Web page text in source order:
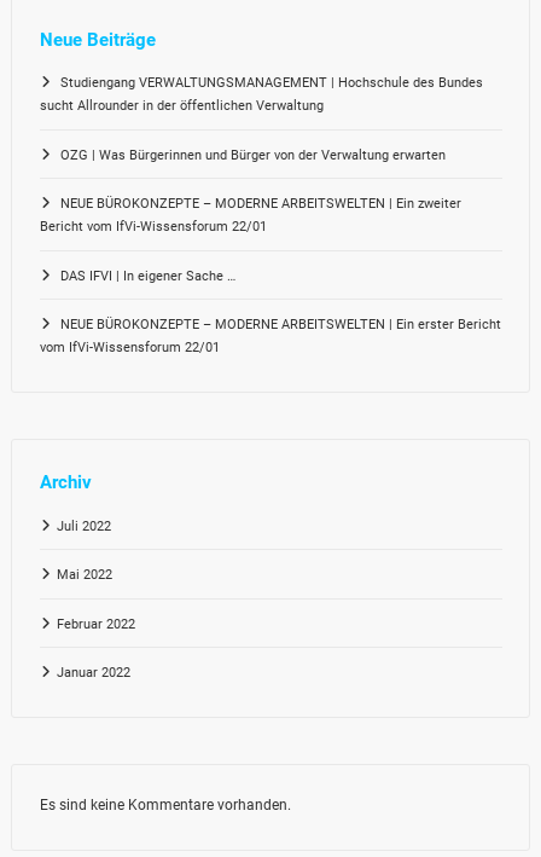
Neue Beiträge
Studiengang VERWALTUNGSMANAGEMENT | Hochschule des Bundes
sucht Allrounder in der öffentlichen Verwaltung
OZG | Was Bürgerinnen und Bürger von der Verwaltung erwarten
NEUE BÜROKONZEPTE – MODERNE ARBEITSWELTEN | Ein zweiter
Bericht vom IfVi-Wissensforum 22/01
DAS IFVI | In eigener Sache …
NEUE BÜROKONZEPTE – MODERNE ARBEITSWELTEN | Ein erster Bericht
vom IfVi-Wissensforum 22/01
Archiv
Juli 2022
Mai 2022
Februar 2022
Januar 2022
Es sind keine Kommentare vorhanden.